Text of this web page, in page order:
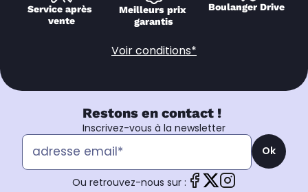
Service après
vente
Meilleurs prix
garantis
Boulanger Drive
Voir conditions*
Restons en contact !
Inscrivez-vous à la newsletter
Ok
Ou retrouvez-nous sur :